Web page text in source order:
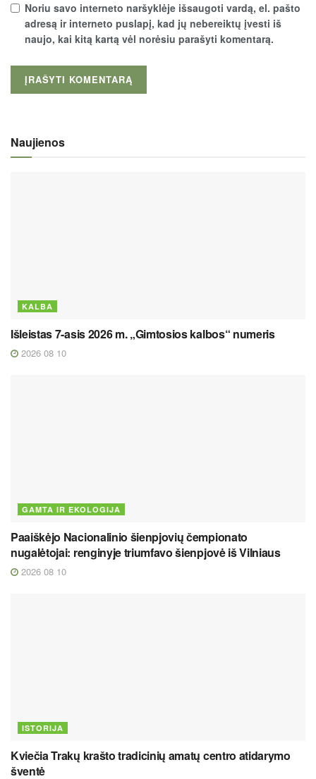
Noriu savo interneto naršyklėje išsaugoti vardą, el. pašto
adresą ir interneto puslapį, kad jų nebereiktų įvesti iš
naujo, kai kitą kartą vėl norėsiu parašyti komentarą.
Naujienos
KALBA
Išleistas 7-asis 2026 m. „Gimtosios kalbos“ numeris
2026 08 10
GAMTA IR EKOLOGIJA
Paaiškėjo Nacionalinio šienpjovių čempionato
nugalėtojai: renginyje triumfavo šienpjovė iš Vilniaus
2026 08 10
ISTORIJA
Kviečia Trakų krašto tradicinių amatų centro atidarymo
šventė